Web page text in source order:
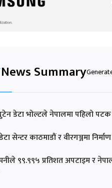
News Summary
डेटा भोल्टले नेपालमा पहिलो पटक
सेन्टर काठमाडौं र वीरगञ्जमा
९९.९९५ प्रतिशत अपटाइम र